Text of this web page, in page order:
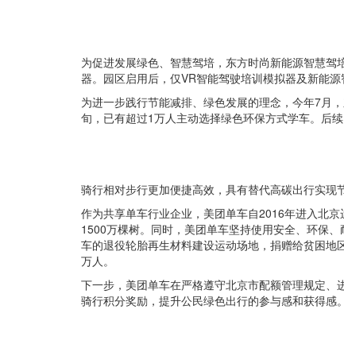
为促进发展绿色、智慧驾培，东方时尚新能源智慧
器。园区启用后，仅VR智能驾驶培训模拟器及新能
为进一步践行节能减排、绿色发展的理念，今年7月
旬，已有超过1万人主动选择绿色环保方式学车。后
骑行相对步行更加便捷高效，具有替代高碳出行实现
作为共享单车行业企业，美团单车自2016年进入北
1500万棵树。同时，美团单车坚持使用安全、环保
车的退役轮胎再生材料建设运动场地，捐赠给贫困
万人。
下一步，美团单车在严格遵守北京市配额管理规定
骑行积分奖励，提升公民绿色出行的参与感和获得感。